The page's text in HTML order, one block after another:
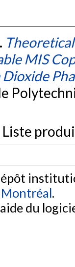
MIS
Liste
.
du